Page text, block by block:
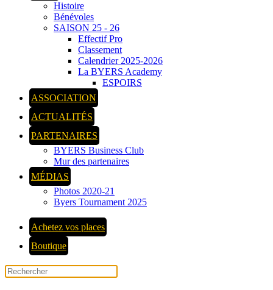
Histoire
Bénévoles
SAISON 25 - 26
Effectif Pro
Classement
Calendrier 2025-2026
La BYERS Academy
ESPOIRS
ASSOCIATION
ACTUALITÉS
PARTENAIRES
BYERS Business Club
Mur des partenaires
MÉDIAS
Photos 2020-21
Byers Tournament 2025
Achetez vos places
Boutique